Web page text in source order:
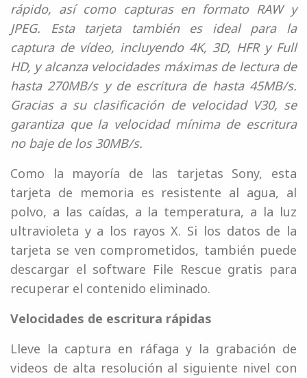
rápido, así como capturas en formato RAW y
JPEG. Esta tarjeta también es ideal para la
captura de vídeo, incluyendo 4K, 3D, HFR y Full
HD, y alcanza velocidades máximas de lectura de
hasta 270MB/s y de escritura de hasta 45MB/s.
Gracias a su clasificación de velocidad V30, se
garantiza que la velocidad mínima de escritura
no baje de los 30MB/s.
Como la mayoría de las tarjetas Sony, esta
tarjeta de memoria es resistente al agua, al
polvo, a las caídas, a la temperatura, a la luz
ultravioleta y a los rayos X. Si los datos de la
tarjeta se ven comprometidos, también puede
descargar el software File Rescue gratis para
recuperar el contenido eliminado.
Velocidades de escritura rápidas
Lleve la captura en ráfaga y la grabación de
videos de alta resolución al siguiente nivel con